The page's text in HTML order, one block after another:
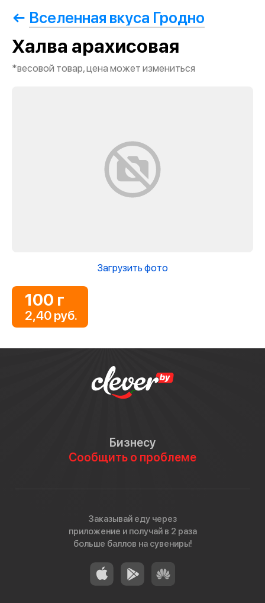
Вселенная вкуса Гродно
Халва арахисовая
*весовой товар, цена может измениться
Загрузить фото
100 г
2,40 руб.
Бизнесу
Сообщить о проблеме
Заказывай еду через
приложение и получай в 2 раза
больше баллов на сувениры!